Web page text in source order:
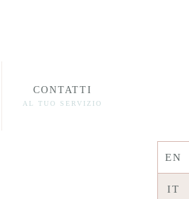
CONTATTI
AL TUO SERVIZIO
EN
IT